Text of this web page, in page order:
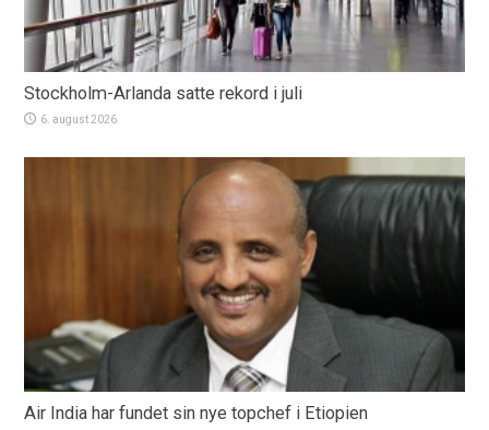
Stockholm-Arlanda satte rekord i juli
6. august 2026
Air India har fundet sin nye topchef i Etiopien